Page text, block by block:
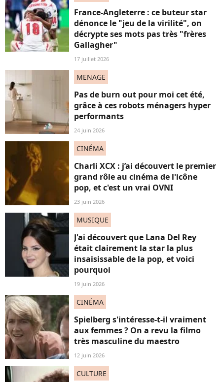
France-Angleterre : ce buteur star
dénonce le "jeu de la virilité", on
décrypte ses mots pas très "frères
Gallagher"
17 juillet 2026
MENAGE
Pas de burn out pour moi cet été,
grâce à ces robots ménagers hyper
performants
24 juin 2026
CINÉMA
Charli XCX : j’ai découvert le premier
grand rôle au cinéma de l'icône
pop, et c'est un vrai OVNI
23 juin 2026
MUSIQUE
J'ai découvert que Lana Del Rey
était clairement la star la plus
insaisissable de la pop, et voici
pourquoi
19 juin 2026
CINÉMA
Spielberg s'intéresse-t-il vraiment
aux femmes ? On a revu la filmo
très masculine du maestro
12 juin 2026
CULTURE